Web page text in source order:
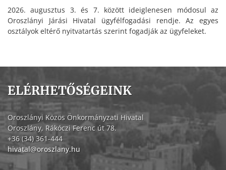
2026. augusztus 3. és 7. között ideiglenesen módosul az
Oroszlányi Járási Hivatal ügyfélfogadási rendje. Az egyes
osztályok eltérő nyitvatartás szerint fogadják az ügyfeleket.
ELÉRHETŐSÉGEINK
Oroszlányi Közös Önkormányzati Hivatal
Oroszlány, Rákóczi Ferenc út 78.
+36 (34) 361-444
hivatal@oroszlany.hu